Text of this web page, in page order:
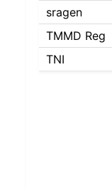
sragen
TMMD Reg
TNI